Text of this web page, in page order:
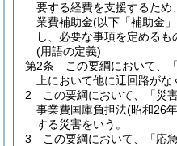
要する経費を支援するた
業費補助金(以下「補助金
し、必要な事項を定めるも
(用語の定義)
第2条
この要綱において、
上において他に迂回路がな
2
この要綱において、「災
事業費国庫負担法(昭和26
する災害をいう。
3
この要綱において、「応